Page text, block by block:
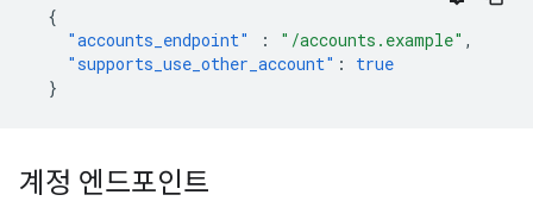
{
"accounts_endpoint"
: "/accounts.example" ,
"supports_use_other_account" :
true
}
계정 엔드포인트